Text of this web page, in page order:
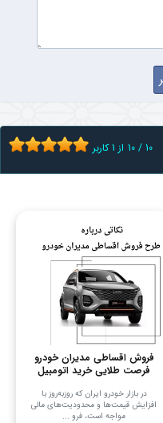
10 / 10 از 1کاربر
فروش اقساطی مدیران خودرو
فرصت طلایی خرید اتومبیل
در بازار خودرو ایران که روزبه‌روز با
افزایش قیمت‌ها و محدودیت‌های مالی
مواجه است، فرو ...